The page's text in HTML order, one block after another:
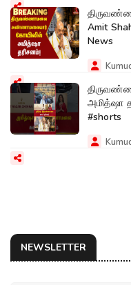
Amit Shah
News
அமித்ஷா
#shorts
NEWSLETTER